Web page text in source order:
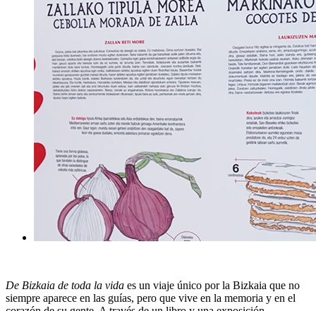
De Bizkaia de toda la vida es un viaje único por la Bizkaia que no
siempre aparece en las guías, pero que vive en la memoria y en el